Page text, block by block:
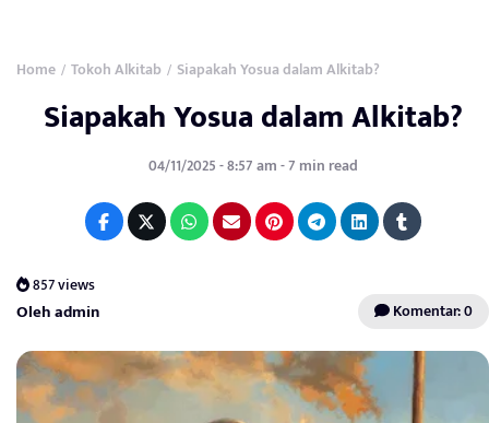
Home / Tokoh Alkitab / Siapakah Yosua dalam Alkitab?
Siapakah Yosua dalam Alkitab?
04/11/2025 - 8:57 am - 7 min read
857 views
Oleh admin Komentar: 0